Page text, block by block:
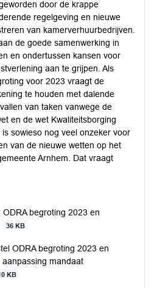
door de krappe
regelgeving en nieuwe
van kamerverhuurbedrijven.
de goede samenwerking in
en ondertussen kansen voor
aan te grijpen. Als
voor 2023 vraagt de
te houden met dalende
van taken vanwege de
en de wet Kwaliteitsborging
sowieso nog veel onzeker voor
van de nieuwe wetten op het
Arnhem. Dat vraagt
ODRA begroting 2023 en
36 KB
ODRA begroting 2023 en
mandaat
KB